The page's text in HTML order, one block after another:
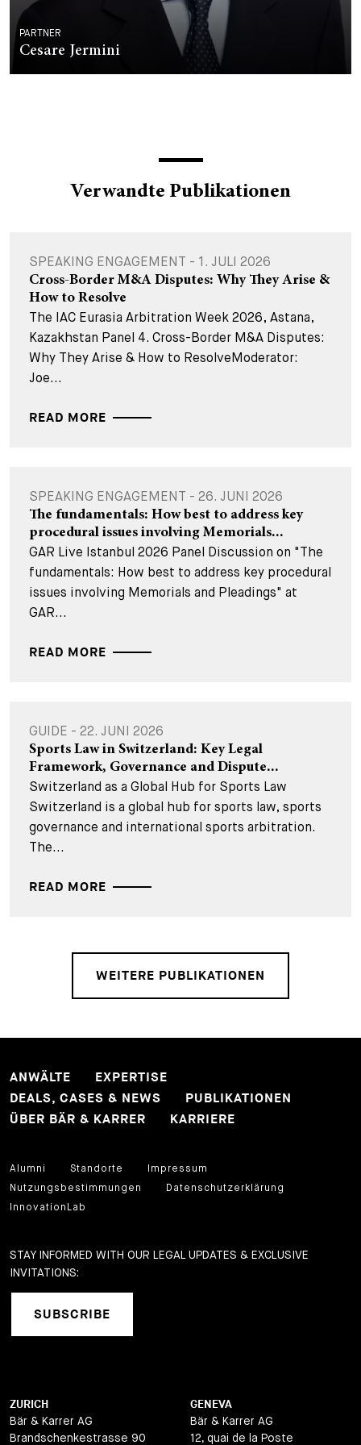
PARTNER
Cesare Jermini
Verwandte Publikationen
SPEAKING ENGAGEMENT - 1. JULI 2026
Cross-Border M&A Disputes: Why They Arise &
How to Resolve
The IAC Eurasia Arbitration Week 2026, Astana,
Kazakhstan Panel 4. Cross-Border M&A Disputes:
Why They Arise & How to ResolveModerator:
Joe...
READ MORE
SPEAKING ENGAGEMENT - 26. JUNI 2026
The fundamentals: How best to address key
procedural issues involving Memorials...
GAR Live Istanbul 2026 Panel Discussion on "The
fundamentals: How best to address key procedural
issues involving Memorials and Pleadings" at
GAR...
READ MORE
GUIDE - 22. JUNI 2026
Sports Law in Switzerland: Key Legal
Framework, Governance and Dispute...
Switzerland as a Global Hub for Sports Law
Switzerland is a global hub for sports law, sports
governance and international sports arbitration.
The...
READ MORE
WEITERE PUBLIKATIONEN
ANWÄLTE
EXPERTISE
DEALS, CASES & NEWS
PUBLIKATIONEN
ÜBER BÄR & KARRER
KARRIERE
Alumni Standorte
Impressum
Nutzungsbestimmungen
Datenschutzerklärung
InnovationLab
STAY INFORMED WITH OUR LEGAL UPDATES & EXCLUSIVE
INVITATIONS:
SUBSCRIBE
ZURICH
Bär & Karrer AG
Brandschenkestrasse 90
GENEVA
Bär & Karrer AG
12, quai de la Poste